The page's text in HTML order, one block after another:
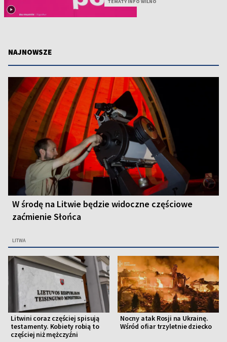
NAJNOWSZE
W środę na Litwie będzie widoczne częściowe
zaćmienie Słońca
LITWA
Litwini coraz częściej spisują
testamenty. Kobiety robią to
częściej niż mężczyźni
Nocny atak Rosji na Ukrainę.
Wśród ofiar trzyletnie dziecko